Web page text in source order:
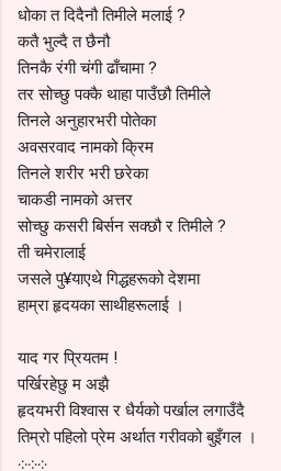
धोका त दिदैनौ तिमीले मलाई ?
कतै भुल्दै त छैनौ
तिनकै रंगी चंगी ढाँचामा ?
तर सोच्छु पक्कै थाहा पाउँछौ तिमीले
तिनले अनुहारभरी पोतेका
अवसरवाद नामको क्रिम
तिनले शरीर भरी छरेका
चाकडी नामको अत्तर
सोच्छु कसरी बिर्सन सक्छौ र तिमीले ?
ती चमेरालाई
जसले पु¥याएथे गिद्धहरूको देशमा
हाम्रा हृदयका साथीहरूलाई ।
याद गर प्रियतम !
पर्खिरहेछु म अझै
हृदयभरी विश्वास र धैर्यको पर्खाल लगाउँदै
तिम्रो पहिलो प्रेम अर्थात गरीवको बुइँगल ।
܀܀܀